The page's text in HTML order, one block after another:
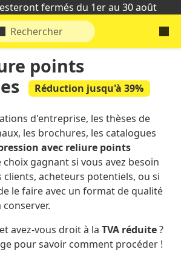
fermés du 1er au 30 août
points
Réduction jusqu'à 39%
d'entreprise, les thèses de
les brochures, les catalogues
avec reliure points
choix gagnant si vous avez besoin
acheteurs potentiels, ou si
le faire avec un format de qualité
avez-vous droit à la TVA réduite?
pour savoir comment procéder !